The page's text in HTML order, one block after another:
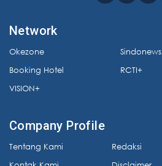
Network
Okezone
Booking Hotel
VISION+
Sindonews
RCTI+
Company Profile
Tentang Kami
Redaksi